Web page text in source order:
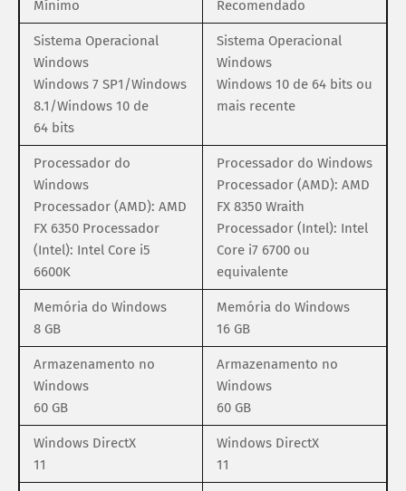
Mínimo Recomendado
Sistema Operacional
Windows
Windows 7 SP1/Windows
8.1/Windows 10 de
64 bits
Sistema Operacional
Windows
Windows 10 de 64 bits ou
mais recente
Processador do
Windows
Processador (AMD): AMD
FX 6350 Processador
(Intel): Intel Core i5
6600K
Processador do Windows
Processador (AMD): AMD
FX 8350 Wraith
Processador (Intel): Intel
Core i7 6700 ou
equivalente
Memória do Windows
8 GB
Memória do Windows
16 GB
Armazenamento no
Windows
60 GB
Armazenamento no
Windows
60 GB
Windows DirectX
11
Windows DirectX
11